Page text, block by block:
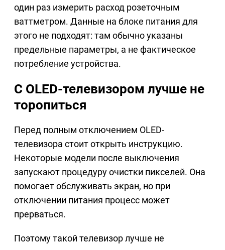
один раз измерить расход розеточным
ваттметром. Данные на блоке питания для
этого не подходят: там обычно указаны
предельные параметры, а не фактическое
потребление устройства.
С OLED-телевизором лучше не
торопиться
Перед полным отключением OLED-
телевизора стоит открыть инструкцию.
Некоторые модели после выключения
запускают процедуру очистки пикселей. Она
помогает обслуживать экран, но при
отключении питания процесс может
прерваться.
Поэтому такой телевизор лучше не